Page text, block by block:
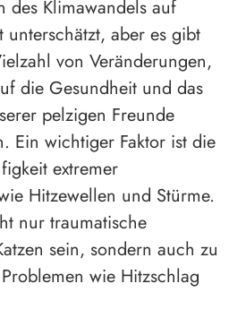
des Klimawandels auf
unterschätzt, aber es gibt
von Veränderungen,
die Gesundheit und das
pelzigen Freunde
Ein wichtiger Faktor ist die
extremer
Hitzewellen und Stürme.
nur traumatische
sein, sondern auch zu
wie Hitzschlag